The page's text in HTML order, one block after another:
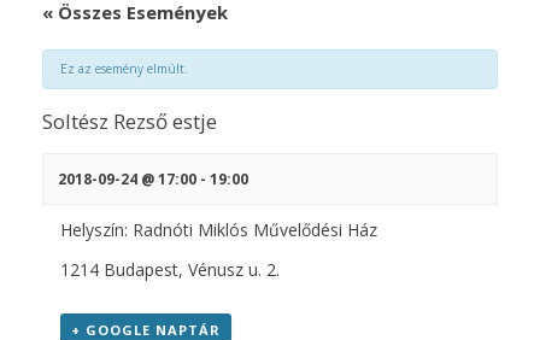
« Összes Események
Ez az esemény elmúlt.
Soltész Rezső estje
2018-09-24 @ 17:00 - 19:00
Helyszín: Radnóti Miklós Művelődési Ház
1214 Budapest, Vénusz u. 2.
+ GOOGLE NAPTÁR